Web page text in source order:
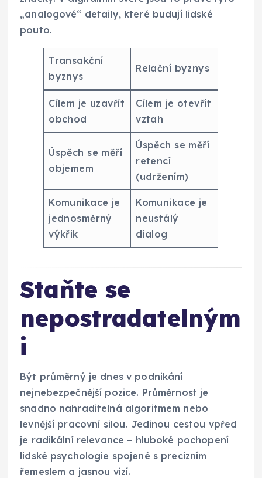
„analogové“ detaily, které budují lidské
pouto.
Transakční
byznys
Relační byznys
Cílem je uzavřít
obchod
Cílem je otevřít
vztah
Úspěch se měří
objemem
Úspěch se měří
retencí
(udržením)
Komunikace je
jednosměrný
výkřik
Komunikace je
neustálý
dialog
Staňte se
nepostradatelným
i
Být průměrný je dnes v podnikání
nejnebezpečnější pozice. Průměrnost je
snadno nahraditelná algoritmem nebo
levnější pracovní silou. Jedinou cestou vpřed
je radikální relevance – hluboké pochopení
lidské psychologie spojené s precizním
řemeslem a jasnou vizí.